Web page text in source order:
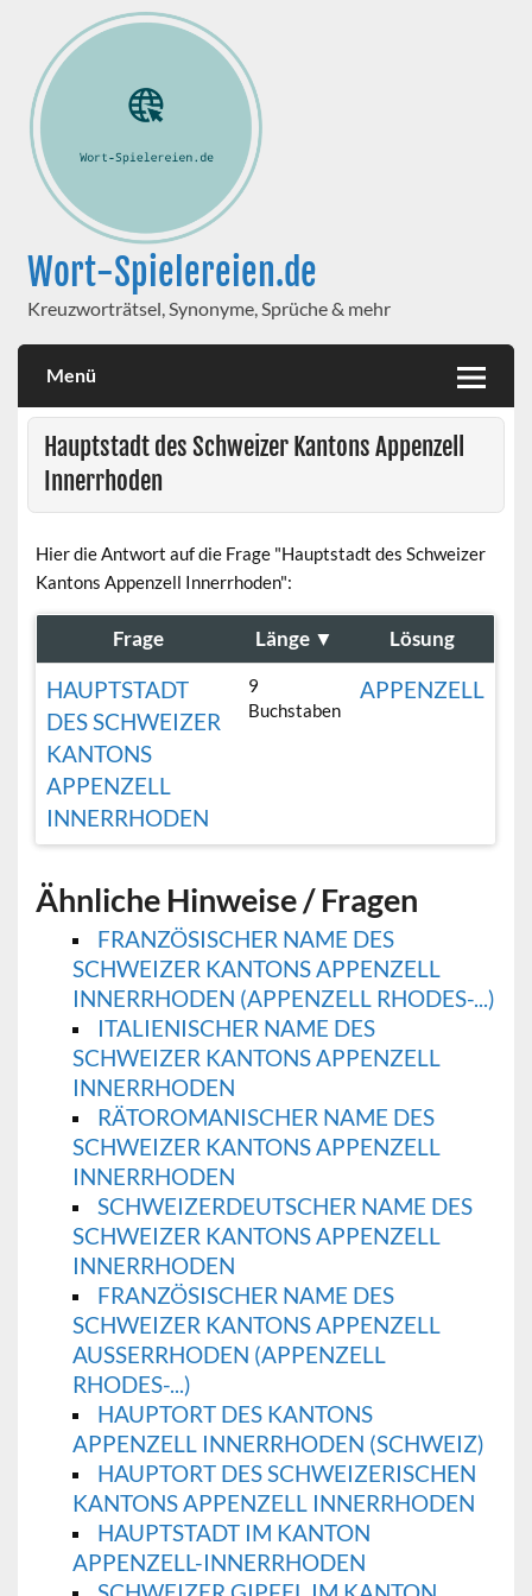
Wort-Spielereien.de
Kreuzworträtsel, Synonyme, Sprüche & mehr
Menü
Hauptstadt des Schweizer Kantons Appenzell
Innerrhoden
Hier die Antwort auf die Frage "Hauptstadt des Schweizer
Kantons Appenzell Innerrhoden":
Frage Länge ▼ Lösung
HAUPTSTADT
DES SCHWEIZER
KANTONS
APPENZELL
INNERRHODEN
9
Buchstaben
APPENZELL
Ähnliche Hinweise / Fragen
FRANZÖSISCHER NAME DES
SCHWEIZER KANTONS APPENZELL
INNERRHODEN (APPENZELL RHODES-...)
ITALIENISCHER NAME DES
SCHWEIZER KANTONS APPENZELL
INNERRHODEN
RÄTOROMANISCHER NAME DES
SCHWEIZER KANTONS APPENZELL
INNERRHODEN
SCHWEIZERDEUTSCHER NAME DES
SCHWEIZER KANTONS APPENZELL
INNERRHODEN
FRANZÖSISCHER NAME DES
SCHWEIZER KANTONS APPENZELL
AUSSERRHODEN (APPENZELL
RHODES-...)
HAUPTORT DES KANTONS
APPENZELL INNERRHODEN (SCHWEIZ)
HAUPTORT DES SCHWEIZERISCHEN
KANTONS APPENZELL INNERRHODEN
HAUPTSTADT IM KANTON
APPENZELL-INNERRHODEN